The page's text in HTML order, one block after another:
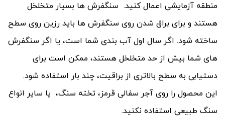
منطقه آزمایشی اعمال کنید. سنگفرش ها بسیار متخلخل
هستند و برای براق شدن روی سنگفرش ها باید رزین روی سطح
ساخته شود. اگر سال اول آب بندی شما است، یا اگر سنگفرش
های شما بیش از حد متخلخل هستند، ممکن است برای
دستیابی به سطح بالاتری از براقیت، چند بار استفاده شود.
این محصول را روی آجر سفالی قرمز، تخته سنگ، یا سایر انواع
سنگ طبیعی استفاده نکنید.